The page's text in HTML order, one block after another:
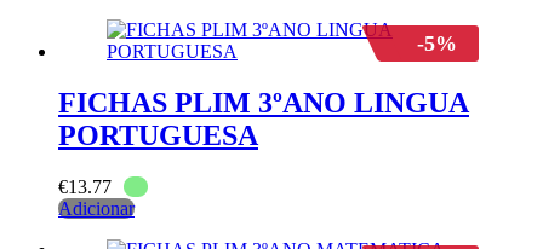
-5%
FICHAS PLIM 3ºANO LINGUA
PORTUGUESA
€13.77
Adicionar